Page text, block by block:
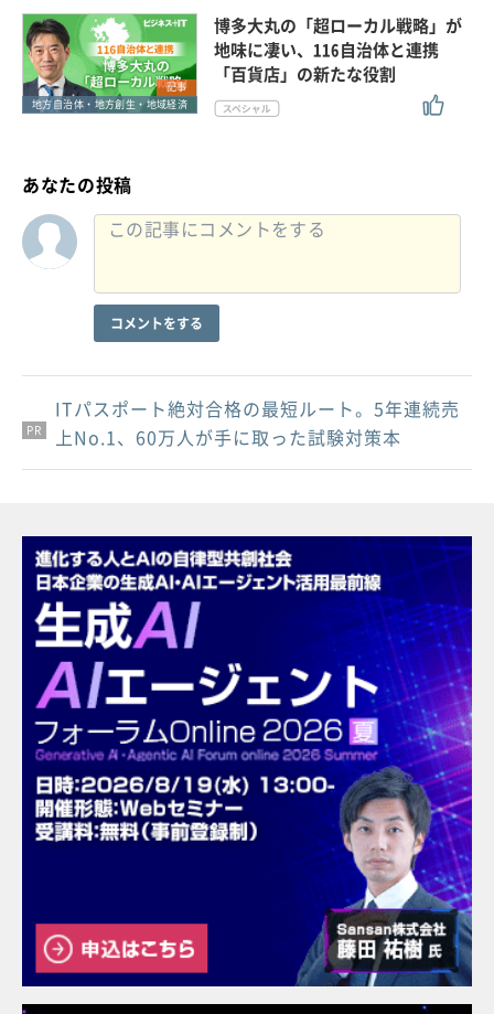
記事
地方自治体・地方創生・地域経済
博多大丸の「超ローカル戦略」が
地味に凄い、116自治体と連携
「百貨店」の新たな役割
あなたの投稿
コメントをする
PR
PR
PR
ITパスポート絶対合格の最短ルート。5年連続売
上No.1、60万人が手に取った試験対策本